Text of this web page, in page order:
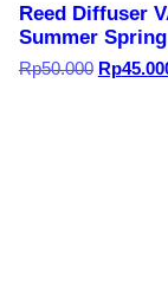
Reed Diffuser
Summer Spring
Rp50.000 Harga
Rp